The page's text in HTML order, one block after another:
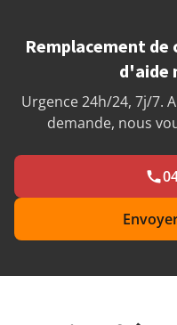
Remplacement de
d'aide
Urgence 24h/24, 7j/7.
demande, nous